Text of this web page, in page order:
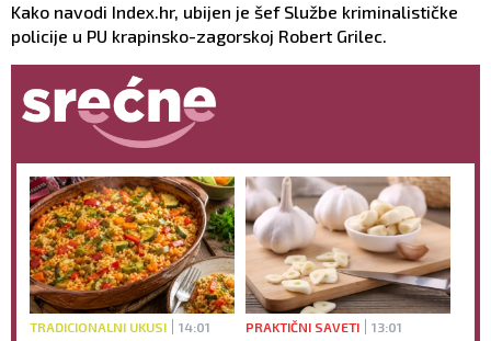
Kako navodi Index.hr, ubijen je šef Službe kriminalističke
policije u PU krapinsko-zagorskoj Robert Grilec.
TRADICIONALNI UKUSI 14:01 PRAKTIČNI SAVETI 13:01